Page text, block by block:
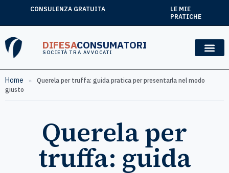
CONSULENZA GRATUITA
LE MIE
PRATICHE
DIFESACONSUMATORI
SOCIETÀ TRA AVVOCATI
Home »
Querela per truffa: guida pratica per presentarla nel modo
giusto
Querela per
truffa: guida